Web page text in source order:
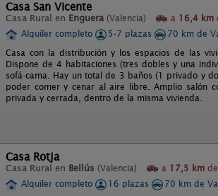
Casa San Vicente
Casa Rural en Enguera (Valencia) a 16,4 km
Alquiler completo
5-7 plazas
70 km de
Casa con la distribución y los espacios de las
Dispone de 4 habitaciones (tres dobles y una
sofá-cama. Hay un total de 3 baños (1 privado y
poder comer y cenar al aire libre. Amplio salón
privada y cerrada, dentro de la misma vivienda.
Casa Rotja
Casa Rural en Bellús (Valencia) a 17,5 km
Alquiler completo
16 plazas
70 km de